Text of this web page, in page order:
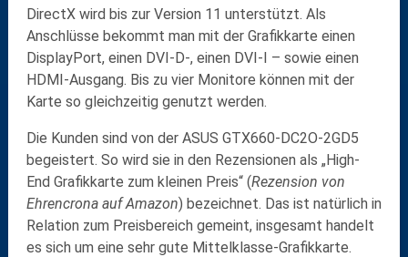
DirectXwird bis zur Version 11 unterstützt. Als
Anschlüsse bekommt man mit der Grafikkarte einen
DisplayPort, einen DVI-D-, einen DVI-I – sowie einen
HDMI-Ausgang. Bis zu vier Monitore können mit der
Karte so gleichzeitig genutzt werden.
Die Kunden sind von der ASUS GTX660-DC2O-2GD5
begeistert. So wird sie in den Rezensionen als „High-
End Grafikkarte zum kleinen Preis“ (Rezension von
Ehrencrona auf Amazon) bezeichnet. Das ist natürlich in
Relation zum Preisbereich gemeint, insgesamt handelt
es sich um eine sehr gute Mittelklasse-Grafikkarte.